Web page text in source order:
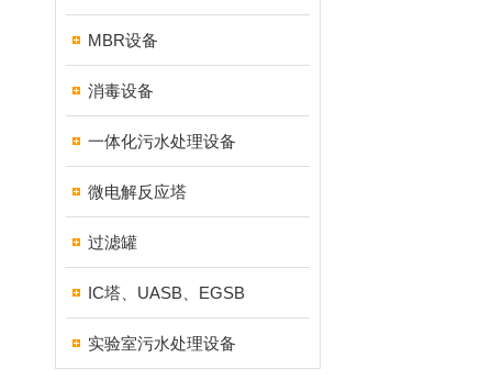
MBR设备
消毒设备
一体化污水处理设备
微电解反应塔
过滤罐
IC塔、UASB、EGSB
实验室污水处理设备